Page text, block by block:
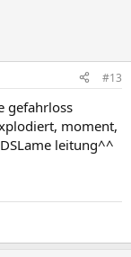
#13
gefahrloss
moment,
leitung^^